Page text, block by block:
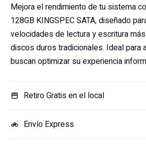
Mejora el rendimiento de tu sistema
128GB KINGSPEC SATA, diseñado
velocidades de lectura y escritura
discos duros tradicionales. Ideal para
buscan optimizar su experiencia
storefront Retiro Gratis en el local
motorcycle Envío Express